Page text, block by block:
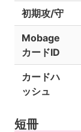
初期攻/守
Mobage
カードID
カードハ
ッシュ
短冊